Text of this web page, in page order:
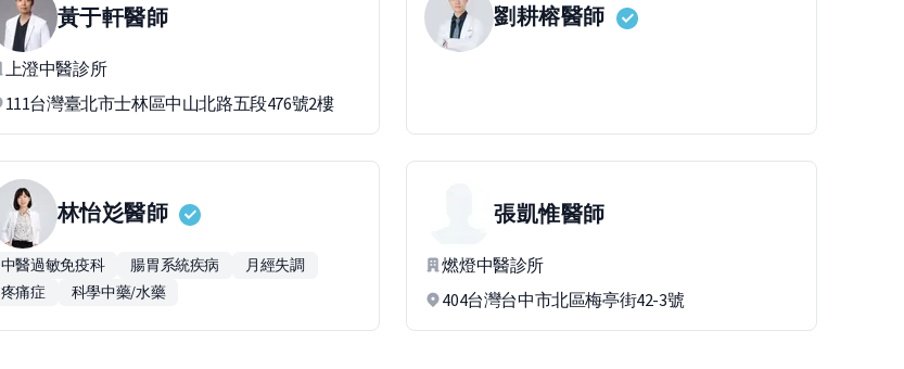
黃于軒醫師
上澄中醫診所
111台灣臺北市士林區中山北路五段476號2樓
劉耕榕醫師
林怡彣醫師
中醫過敏免疫科 腸胃系統疾病
月經失調
疼痛症
科學中藥/水藥
張凱惟醫師
燃燈中醫診所
404台灣台中市北區梅亭街42-3號